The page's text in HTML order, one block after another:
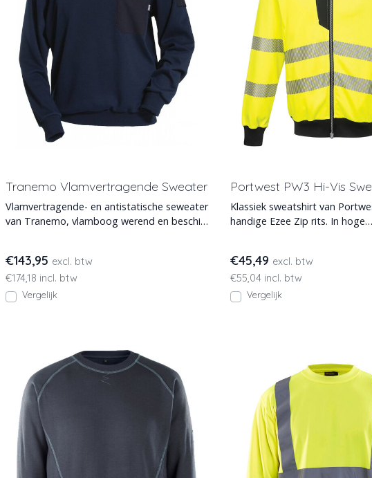
Tranemo Vlamvertragende Sweater
Vlamvertragende- en antistatische seweater
van Tranemo, vlamboog werend en beschikt
€143,95 excl. btw
€174,18 incl. btw
Vergelijk
Portwest PW3 Hi-Vis
Klassiek sweatshirt van
handige Ezee Zip rits. In hoge
€45,49 excl. btw
€55,04 incl. btw
Vergelijk